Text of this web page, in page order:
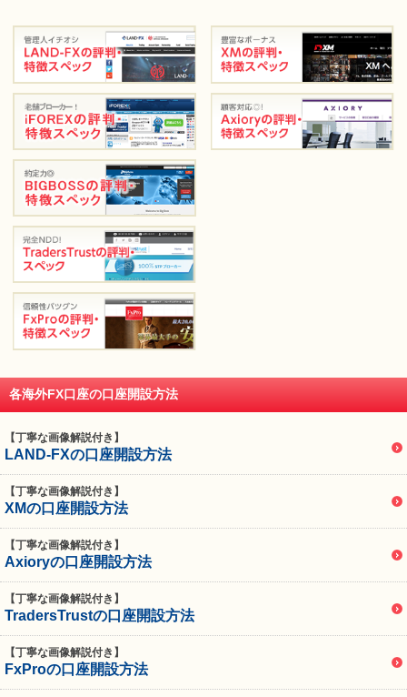
各海外FX口座の口座開設方法
【丁寧な画像解説付き】
LAND-FXの口座開設方法
【丁寧な画像解説付き】
XMの口座開設方法
【丁寧な画像解説付き】
Axioryの口座開設方法
【丁寧な画像解説付き】
TradersTrustの口座開設方法
【丁寧な画像解説付き】
FxProの口座開設方法